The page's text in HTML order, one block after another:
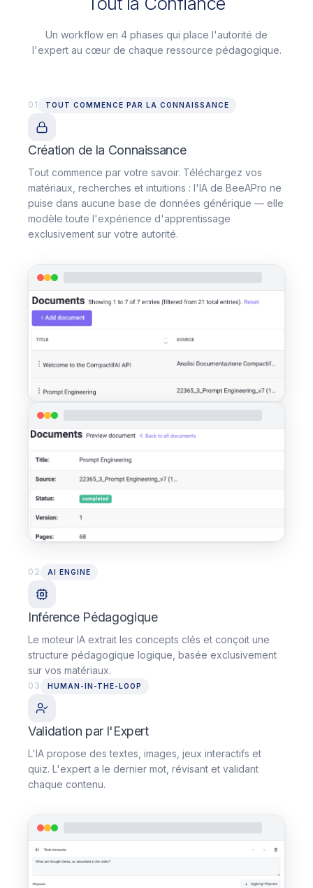
Un workflow en 4 phases qui place l'autorité de
l'expert au cœur de chaque ressource pédagogique.
01 TOUT COMMENCE PAR LA CONNAISSANCE
Création de la Connaissance
Tout commence par votre savoir. Téléchargez vos
matériaux, recherches et intuitions : l'IA de BeeAPro ne
puise dans aucune base de données générique — elle
modèle toute l'expérience d'apprentissage
exclusivement sur votre autorité.
02 AI ENGINE
Inférence Pédagogique
Le moteur IA extrait les concepts clés et conçoit une
structure pédagogique logique, basée exclusivement
sur vos matériaux.
03 HUMAN-IN-THE-LOOP
Validation par l'Expert
L'IA propose des textes, images, jeux interactifs et
quiz. L'expert a le dernier mot, révisant et validant
chaque contenu.